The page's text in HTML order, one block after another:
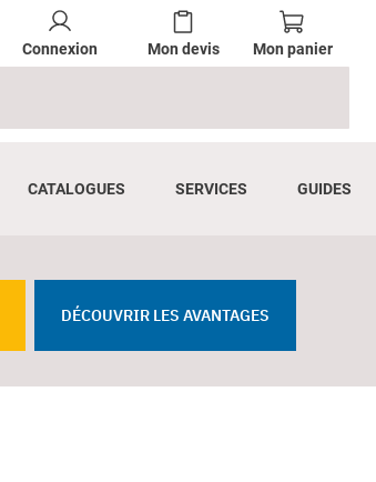
Connexion Mon devis Mon panier
CATALOGUES SERVICES GUIDES
DÉCOUVRIR LES AVANTAGES